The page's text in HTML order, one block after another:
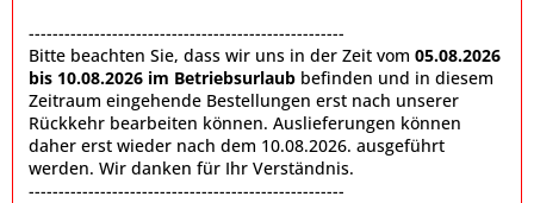
-----------------------------------------------------
Bitte beachten Sie, dass wir uns in der Zeit vom 05.08.2026
bis 10.08.2026 im Betriebsurlaub befinden und in diesem
Zeitraum eingehende Bestellungen erst nach unserer
Rückkehr bearbeiten können. Auslieferungen können
daher erst wieder nach dem 10.08.2026. ausgeführt
werden. Wir danken für Ihr Verständnis.
-----------------------------------------------------